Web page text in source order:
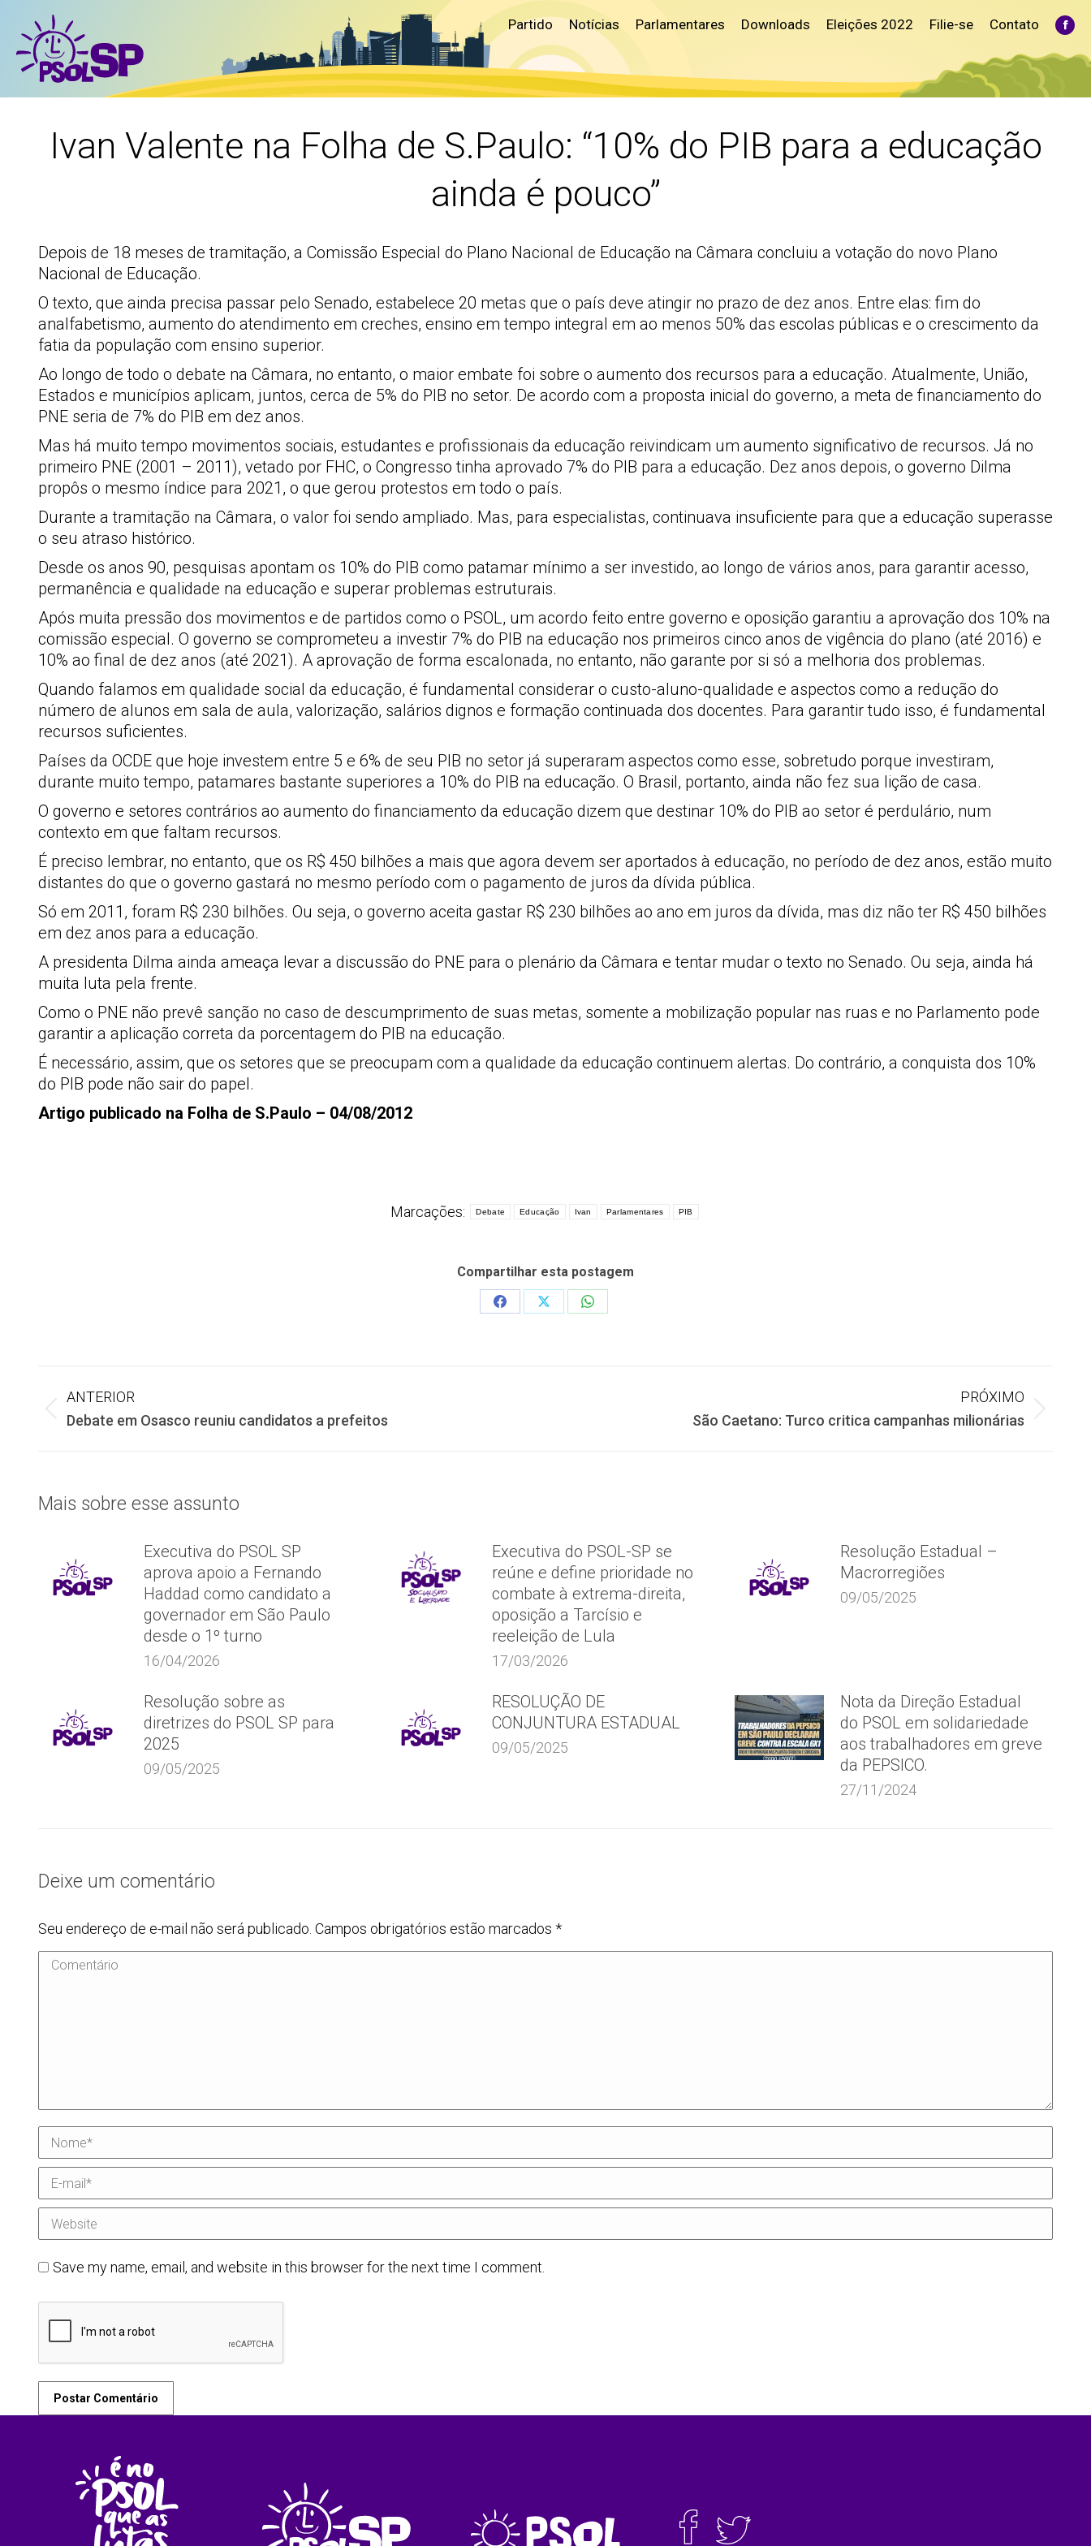
Partido Notícias Parlamentares Downloads Eleições 2022 Filie-se Contato
Ivan Valente na Folha de S.Paulo: “10% do PIB para a educação
ainda é pouco”
Depois de 18 meses de tramitação, a Comissão Especial do Plano Nacional de Educação na Câmara concluiu a votação do novo Plano
Nacional de Educação.
O texto, que ainda precisa passar pelo Senado, estabelece 20 metas que o país deve atingir no prazo de dez anos. Entre elas: fim do
analfabetismo, aumento do atendimento em creches, ensino em tempo integral em ao menos 50% das escolas públicas e o crescimento da
fatia da população com ensino superior.
Ao longo de todo o debate na Câmara, no entanto, o maior embate foi sobre o aumento dos recursos para a educação. Atualmente, União,
Estados e municípios aplicam, juntos, cerca de 5% do PIB no setor. De acordo com a proposta inicial do governo, a meta de financiamento do
PNE seria de 7% do PIB em dez anos.
Mas há muito tempo movimentos sociais, estudantes e profissionais da educação reivindicam um aumento significativo de recursos. Já no
primeiro PNE (2001 – 2011), vetado por FHC, o Congresso tinha aprovado 7% do PIB para a educação. Dez anos depois, o governo Dilma
propôs o mesmo índice para 2021, o que gerou protestos em todo o país.
Durante a tramitação na Câmara, o valor foi sendo ampliado. Mas, para especialistas, continuava insuficiente para que a educação superasse
o seu atraso histórico.
Desde os anos 90, pesquisas apontam os 10% do PIB como patamar mínimo a ser investido, ao longo de vários anos, para garantir acesso,
permanência e qualidade na educação e superar problemas estruturais.
Após muita pressão dos movimentos e de partidos como o PSOL, um acordo feito entre governo e oposição garantiu a aprovação dos 10% na
comissão especial. O governo se comprometeu a investir 7% do PIB na educação nos primeiros cinco anos de vigência do plano (até 2016) e
10% ao final de dez anos (até 2021). A aprovação de forma escalonada, no entanto, não garante por si só a melhoria dos problemas.
Quando falamos em qualidade social da educação, é fundamental considerar o custo-aluno-qualidade e aspectos como a redução do
número de alunos em sala de aula, valorização, salários dignos e formação continuada dos docentes. Para garantir tudo isso, é fundamental
recursos suficientes.
Países da OCDE que hoje investem entre 5 e 6% de seu PIB no setor já superaram aspectos como esse, sobretudo porque investiram,
durante muito tempo, patamares bastante superiores a 10% do PIB na educação. O Brasil, portanto, ainda não fez sua lição de casa.
O governo e setores contrários ao aumento do financiamento da educação dizem que destinar 10% do PIB ao setor é perdulário, num
contexto em que faltam recursos.
É preciso lembrar, no entanto, que os R$ 450 bilhões a mais que agora devem ser aportados à educação, no período de dez anos, estão muito
distantes do que o governo gastará no mesmo período com o pagamento de juros da dívida pública.
Só em 2011, foram R$ 230 bilhões. Ou seja, o governo aceita gastar R$ 230 bilhões ao ano em juros da dívida, mas diz não ter R$ 450 bilhões
em dez anos para a educação.
A presidenta Dilma ainda ameaça levar a discussão do PNE para o plenário da Câmara e tentar mudar o texto no Senado. Ou seja, ainda há
muita luta pela frente.
Como o PNE não prevê sanção no caso de descumprimento de suas metas, somente a mobilização popular nas ruas e no Parlamento pode
garantir a aplicação correta da porcentagem do PIB na educação.
É necessário, assim, que os setores que se preocupam com a qualidade da educação continuem alertas. Do contrário, a conquista dos 10%
do PIB pode não sair do papel.
Artigo publicado na Folha de S.Paulo – 04/08/2012
Marcações: Debate Educação Ivan Parlamentares PIB
Compartilhar esta postagem
Share
Share
Share
Navegação
de
post:
ANTERIOR
Post
Debate em Osasco reuniu candidatos a prefeitos
PRÓXIMO
São Caetano: Turco critica campanhas milionárias
Mais sobre esse assunto
Executiva do PSOL SP
aprova apoio a Fernando
Haddad como candidato a
governador em São Paulo
desde o 1º turno
16/04/2026
Executiva do PSOL-SP se
reúne e define prioridade no
combate à extrema-direita,
oposição a Tarcísio e
reeleição de Lula
17/03/2026
Resolução Estadual –
Macrorregiões
09/05/2025
Resolução sobre as
diretrizes do PSOL SP para
2025
09/05/2025
RESOLUÇÃO DE
CONJUNTURA ESTADUAL
09/05/2025
Nota da Direção Estadual
do PSOL em solidariedade
aos trabalhadores em greve
da PEPSICO.
27/11/2024
Deixe um comentário
Seu endereço de e-mail não será publicado. Campos obrigatórios estão marcados *
Comentário
Nome *
E-mail *
Website
Save my name, email, and website in this browser for the next time I comment.
Postar Comentário